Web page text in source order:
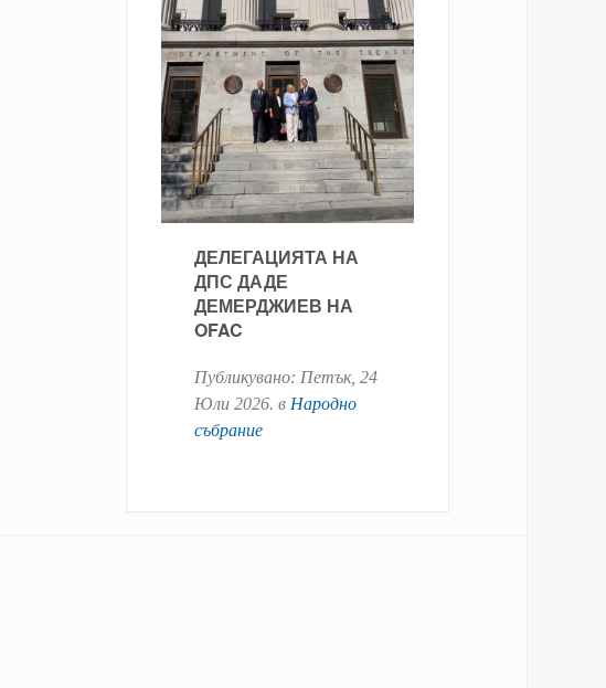
ДЕЛЕГАЦИЯТА НА
ДПС ДАДЕ
ДЕМЕРДЖИЕВ НА
OFAC
Публикувано: Петък, 24
Юли 2026. в Народно
събрание